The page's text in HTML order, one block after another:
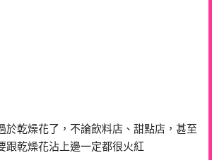
於乾燥花了，不論飲料店、甜點店，甚至
跟乾燥花沾上邊一定都很火紅